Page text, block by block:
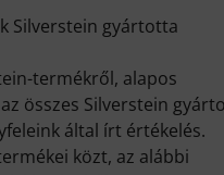
Silverstein gyártotta
termékről, alapos
összes Silverstein
által írt értékelés.
közt, az alábbi